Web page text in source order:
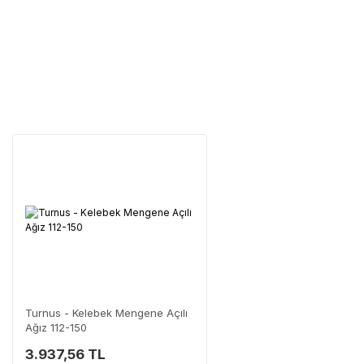
Tüm
Turnus - Kelebek Mengene Açılı
Ağız 112-150
3.937,56 TL